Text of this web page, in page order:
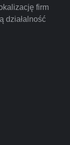
firm
działalność